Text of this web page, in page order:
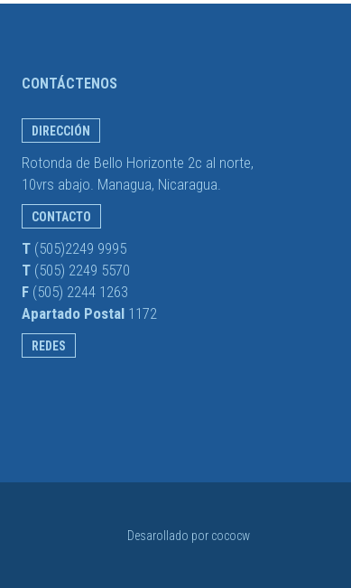
CONTÁCTENOS
DIRECCIÓN
Rotonda de Bello Horizonte 2c al norte,
10vrs abajo. Managua, Nicaragua.
CONTACTO
T (505)2249 9995
T (505) 2249 5570
F (505) 2244 1263
Apartado Postal 1172
REDES
Desarollado por cococw